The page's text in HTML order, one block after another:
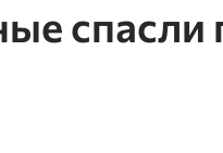
спасли